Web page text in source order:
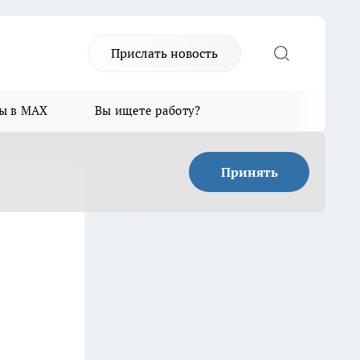
Прислать новость
в MAX Вы ищете работу?
Принять